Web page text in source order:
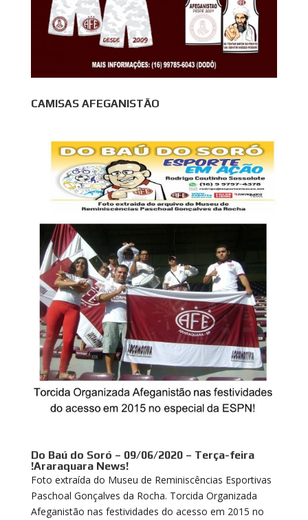
CAMISAS AFEGANISTÃO
Do Baú do Soró – 09/06/2020 – Terça-feira
!Araraquara News!
Foto extraída do Museu de Reminiscências Esportivas
Paschoal Gonçalves da Rocha. Torcida Organizada
Afeganistão nas festividades do acesso em 2015 no